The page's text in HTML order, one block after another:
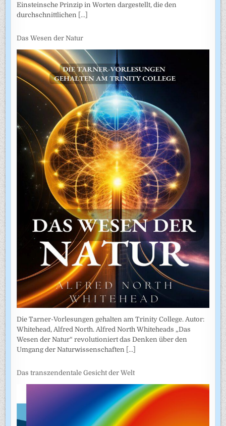
Einsteinsche Prinzip in Worten dargestellt, die den
durchschnittlichen [...]
Das Wesen der Natur
Die Tarner-Vorlesungen gehalten am Trinity College. Autor:
Whitehead, Alfred North. Alfred North Whiteheads „Das
Wesen der Natur“ revolutioniert das Denken über den
Umgang der Naturwissenschaften [...]
Das transzendentale Gesicht der Welt